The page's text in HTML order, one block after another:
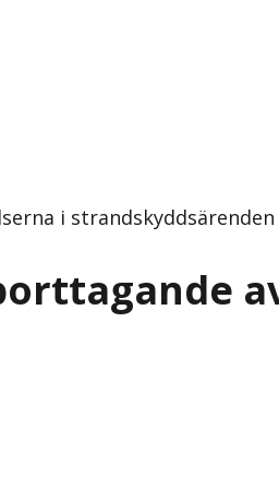
i strandskyddsärenden